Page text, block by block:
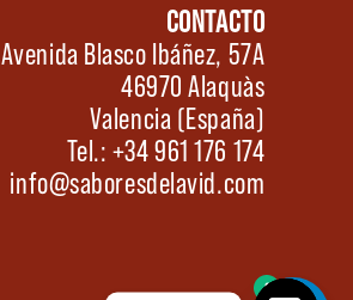
CONTACTO
Avenida Blasco Ibáñez, 57A
46970 Alaquàs
Valencia (España)
Tel.: +34 961 176 174
info@saboresdelavid.com
0